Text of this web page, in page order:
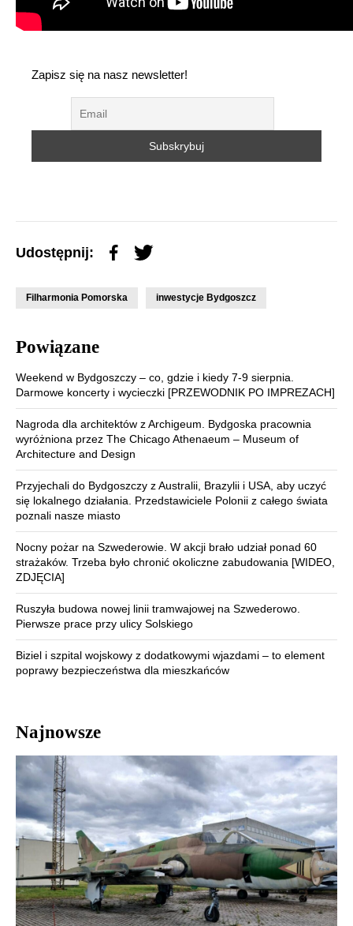
Zapisz się na nasz newsletter!
Udostępnij:
Filharmonia Pomorska inwestycje Bydgoszcz
Powiązane
Weekend w Bydgoszczy – co, gdzie i kiedy 7-9 sierpnia.
Darmowe koncerty i wycieczki [PRZEWODNIK PO IMPREZACH]
Nagroda dla architektów z Archigeum. Bydgoska pracownia
wyróżniona przez The Chicago Athenaeum – Museum of
Architecture and Design
Przyjechali do Bydgoszczy z Australii, Brazylii i USA, aby uczyć
się lokalnego działania. Przedstawiciele Polonii z całego świata
poznali nasze miasto
Nocny pożar na Szwederowie. W akcji brało udział ponad 60
strażaków. Trzeba było chronić okoliczne zabudowania [WIDEO,
ZDJĘCIA]
Ruszyła budowa nowej linii tramwajowej na Szwederowo.
Pierwsze prace przy ulicy Solskiego
Biziel i szpital wojskowy z dodatkowymi wjazdami – to element
poprawy bezpieczeństwa dla mieszkańców
Najnowsze